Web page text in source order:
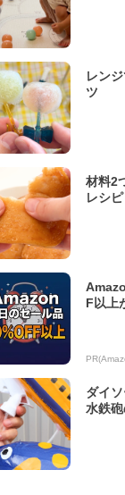
レン
ツ
材料2
レシピ
F以上
ダイ
水鉄